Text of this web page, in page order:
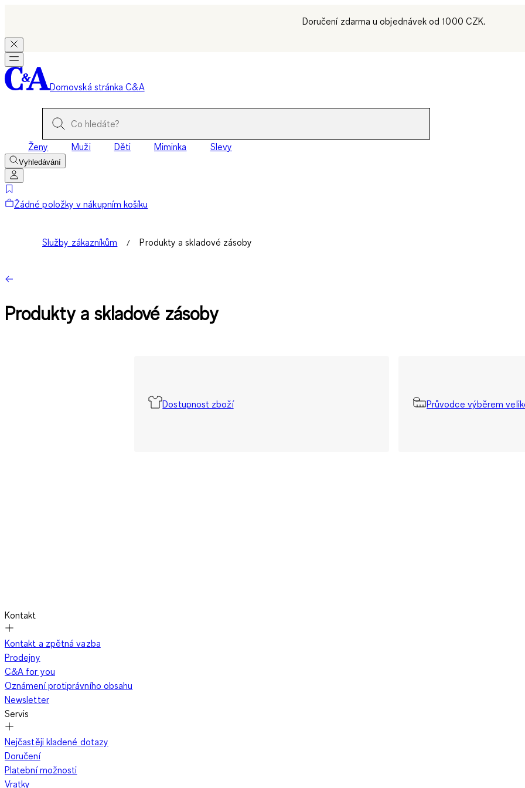
Doručení zdarma u objednávek od 1000 CZK.
Domovská stránka C&A
Ženy Muži Děti Miminka Slevy
Vyhledávání
Žádné položky v nákupním košíku
Služby zákazníkům Produkty a skladové zásoby
Produkty a skladové zásoby
Dostupnost zboží Průvodce výběrem
Kontakt
Kontakt a zpětná vazba
Prodejny
C&A for you
Oznámení protiprávního obsahu
Newsletter
Servis
Nejčastěji kladené dotazy
Doručení
Platební možnosti
Vratky